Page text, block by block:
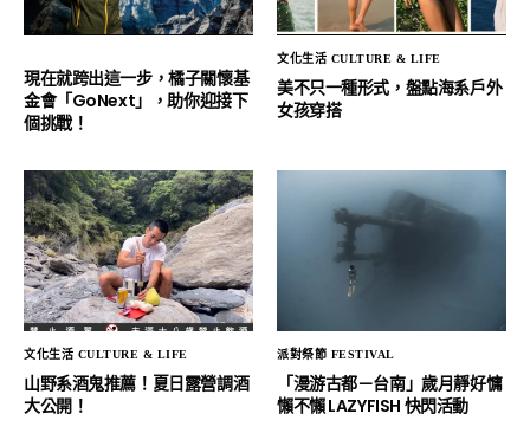
現在就跨出這一步，橘子關懷基
金會「GoNext」，助你迎接下
個挑戰！
文化生活 CULTURE & LIFE
美不只一種形式，盤點海系戶外
女孩穿搭
文化生活 CULTURE & LIFE
山野系酒鬼推薦！夏日露營調酒
大公開！
派對祭節 FESTIVAL
「漫游古都－台南」歲月靜好慵
懶不懶 LAZYFISH 快閃活動